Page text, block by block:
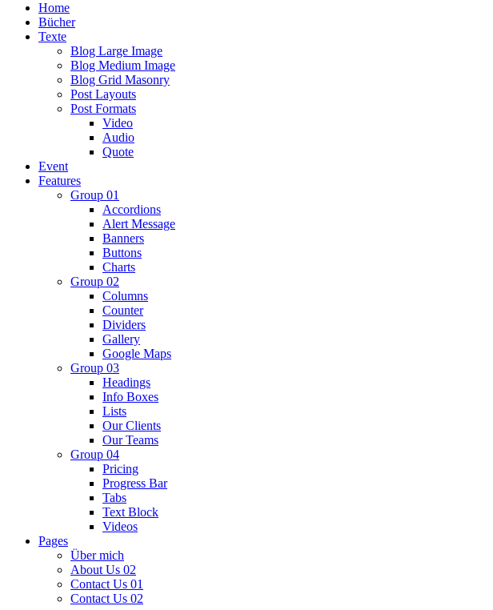
Home
Bücher
Texte
Blog Large Image
Blog Medium Image
Blog Grid Masonry
Post Layouts
Post Formats
Video
Audio
Quote
Event
Features
Group 01
Accordions
Alert Message
Banners
Buttons
Charts
Group 02
Columns
Counter
Dividers
Gallery
Google Maps
Group 03
Headings
Info Boxes
Lists
Our Clients
Our Teams
Group 04
Pricing
Progress Bar
Tabs
Text Block
Videos
Pages
Über mich
About Us 02
Contact Us 01
Contact Us 02